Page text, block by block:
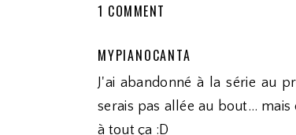
1 COMMENT
MYPIANOCANTA
J'ai abandonné à la série au
serais pas allée au bout…
à tout ça :D